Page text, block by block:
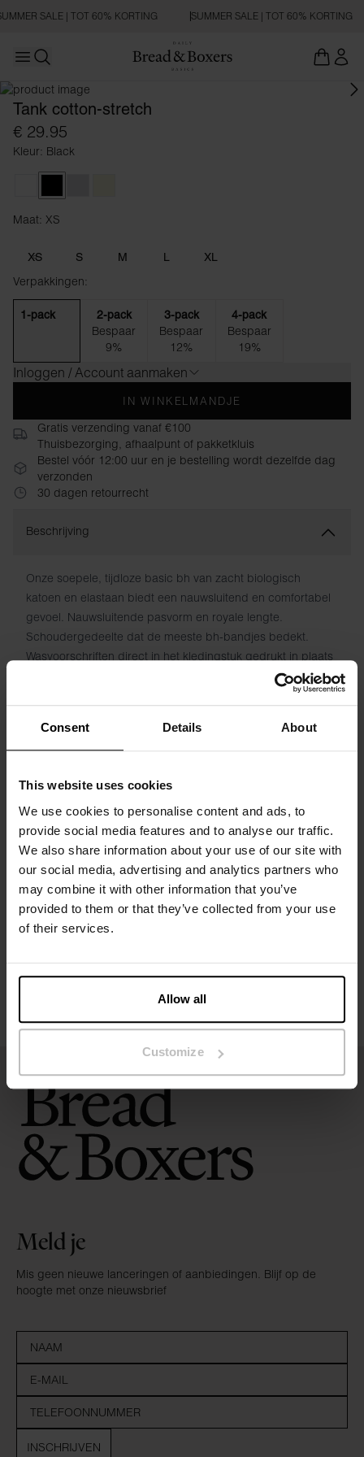
Consent Details About
This website uses cookies
We use cookies to personalise content and ads, to
provide social media features and to analyse our traffic.
We also share information about your use of our site with
our social media, advertising and analytics partners who
may combine it with other information that you’ve
provided to them or that they’ve collected from your use
of their services.
Allow all
Customize
SALE | TOT 60% KORTING SUMMER SALE | TOT 60% KORTING
Open main menu
SLIM FIT
Tank cotton-stretch
€ 29.95
Kleur: Black
Maat: XS
XS S M L XL
Verpakkingen:
1-pack 2-pack
Bespaar
9%
3-pack
Bespaar
12%
4-pack
Bespaar
19%
Inloggen / Account aanmaken
IN WINKELMANDJE
Gratis verzending vanaf €100
Thuisbezorging, afhaalpunt of pakketkluis
Bestel vóór 12:00 uur en je bestelling wordt dezelfde dag
verzonden
30 dagen retourrecht
Beschrijving
Onze soepele, tijdloze basic bh van zacht biologisch
katoen en elastaan ​​biedt een nauwsluitend en comfortabel
gevoel. Nauwsluitende pasvorm en royale lengte.
Schoudergedeelte dat de meeste bh-bandjes bedekt. ​​
Wasvoorschriften direct in het kledingstuk gedrukt in plaats
van op schurende patches. Een verfijnde klassieker waar je
er nooit genoeg van kunt hebben. Behoudt kleur en vorm,
Materiaal: 94% biologisch katoen, 6% elastaan
Het model op de foto is 173 cm lang en draagt ​​maat S.
Specificatie
Maatgids
Meld je
Mis geen nieuwe lanceringen of aanbiedingen. Blijf op de
hoogte met onze nieuwsbrief
INSCHRIJVEN